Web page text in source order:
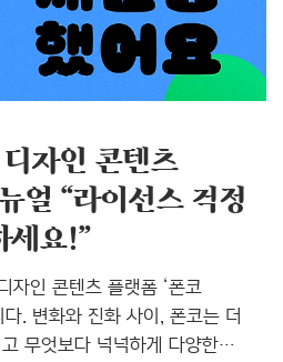
자인 콘텐츠
얼 “라이선스 걱정
세요!”
자인 콘텐츠 플랫폼 ‘폰코
. 변화와 진화 사이, 폰코는 더
무엇보다 넉넉하게 다양한